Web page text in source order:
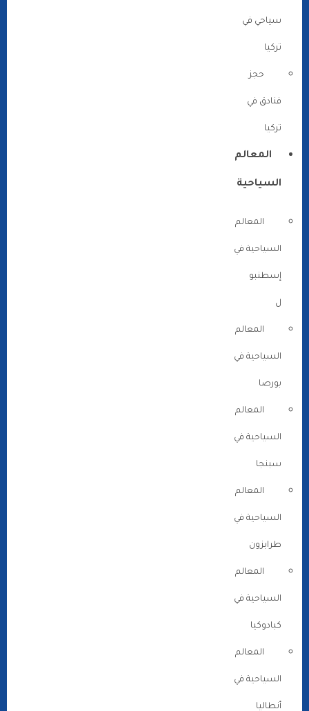
سياحي في
تركيا
حجز
فنادق في
تركيا
المعالم
السياحية
المعالم
السياحية في
إسطنبو
ل
المعالم
السياحية في
بورصا
المعالم
السياحية في
سبنجا
المعالم
السياحية في
طرابزون
المعالم
السياحية في
كبادوكيا
المعالم
السياحية في
أنطاليا